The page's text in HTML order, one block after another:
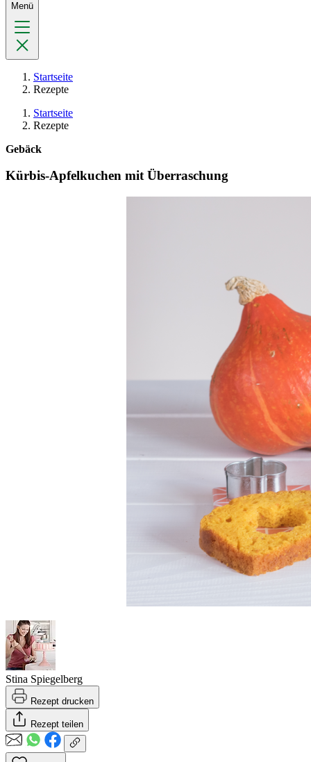
Menü
Startseite
Rezepte
Startseite
Rezepte
Gebäck
Kürbis-Apfelkuchen mit Überraschung
Stina Spiegelberg
Rezept drucken
Rezept teilen